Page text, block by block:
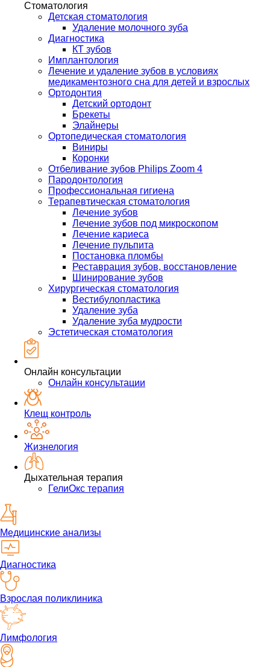
Стоматология
Детская стоматология
Удаление молочного зуба
Диагностика
КТ зубов
Имплантология
Лечение и удаление зубов в условиях
медикаментозного сна для детей и взрослых
Ортодонтия
Детский ортодонт
Брекеты
Элайнеры
Ортопедическая стоматология
Виниры
Коронки
Отбеливание зубов Philips Zoom 4
Пародонтология
Профессиональная гигиена
Терапевтическая стоматология
Лечение зубов
Лечение зубов под микроскопом
Лечение кариеса
Лечение пульпита
Постановка пломбы
Реставрация зубов, восстановление
Шинирование зубов
Хирургическая стоматология
Вестибулопластика
Удаление зуба
Удаление зуба мудрости
Эстетическая стоматология
Онлайн консультации
Онлайн консультации
Клещ контроль
Жизнелогия
Дыхательная терапия
ГелиОкс терапия
Медицинские анализы
Диагностика
Взрослая поликлиника
Лимфология